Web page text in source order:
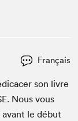
Français
son livre
. Nous vous
le début